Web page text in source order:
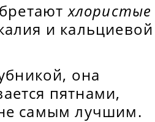
хлористые
и кальциевой
она
пятнами,
самым лучшим.